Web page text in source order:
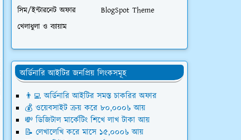
সিম/ইন্টারনেট অফার
BlogSpot Theme
খেলাধুলা ও ব্যায়াম
অর্ডিনারি আইটির জনপ্রিয় লিংকসমূহ
👨‍💻 অর্ডিনারি আইটির সমস্ত চাকরির অফার
💰 ওয়েবসাইট ক্রয় করে ৮০,০০০৳ আয়
💸 ডিজিটাল মার্কেটিং শিখে লাখ টাকা আয়
📝 লেখালেখি করে মাসে ১৫,০০০৳ আয়